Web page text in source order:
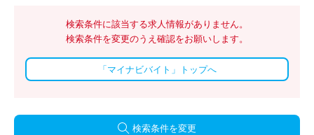
検索条件に該当する求人情報がありません。
検索条件を変更のうえ確認をお願いします。
「マイナビバイト」トップへ
検索条件を変更